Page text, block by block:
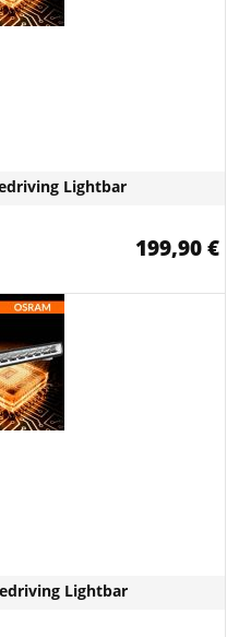
Lightbar
199,90 €
Lightbar